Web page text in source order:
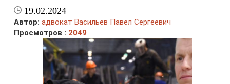
19.02.2024
Автор: адвокат Васильев Павел Сергеевич
Просмотров : 2049